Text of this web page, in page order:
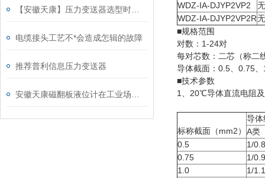
电缆接头工艺不*会造成怎辑的故障
推荐普利信息压力变送器
WDZ-IA-DJYP2VP2
WDZ-IA-DJYP2VP2R
■规格范围
对数：1-24对
每对芯数：二芯（称二
导体截面：0.5、0.75
■技术参数
1、20℃导体直流电阻
标称截面（mm2）
导
A类
0.5
1/0.8
0.75
1/
1.0
1/